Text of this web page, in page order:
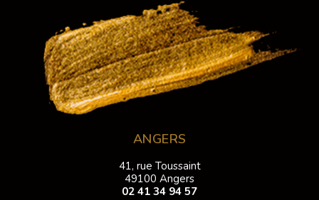
ANGERS
41, rue Toussaint
49100 Angers
02 41 34 94 57